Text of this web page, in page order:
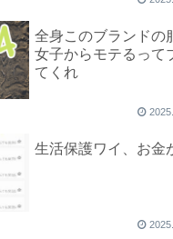
全身このブランドの
女子からモテるって
てくれ
生活保護ワイ、お金